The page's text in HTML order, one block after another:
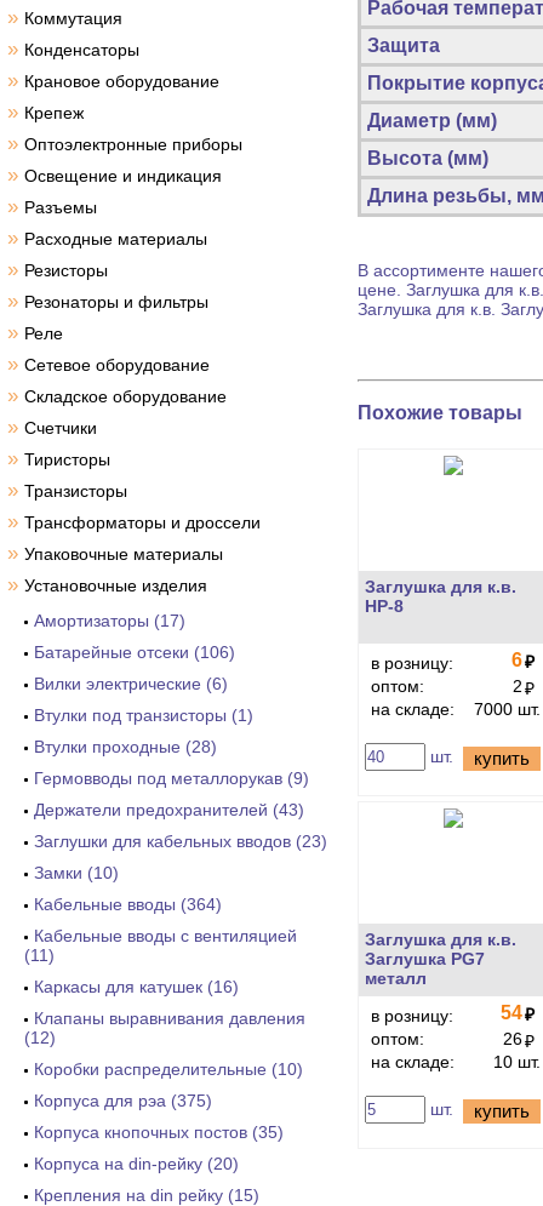
» Коммутация
» Конденсаторы
» Крановое оборудование
» Крепеж
» Оптоэлектронные приборы
» Освещение и индикация
» Разъемы
» Расходные материалы
» Резисторы
» Резонаторы и фильтры
» Реле
» Сетевое оборудование
» Складское оборудование
» Счетчики
» Тиристоры
» Транзисторы
» Трансформаторы и дроссели
» Упаковочные материалы
» Установочные изделия
Амортизаторы (17)
Батарейные отсеки (106)
Вилки электрические (6)
Втулки под транзисторы (1)
Втулки проходные (28)
Гермовводы под металлорукав (9)
Держатели предохранителей (43)
Заглушки для кабельных вводов (23)
Замки (10)
Кабельные вводы (364)
Кабельные вводы с вентиляцией
(11)
Каркасы для катушек (16)
Клапаны выравнивания давления
(12)
Коробки распределительные (10)
Корпуса для рэа (375)
Корпуса кнопочных постов (35)
Корпуса на din-рейку (20)
Крепления на din рейку (15)
Рабочая
Защита
Покрытие
Диаметр (мм)
Высота (мм)
Длина резьбы,
В ассортименте
цене. Заглушка для к.в.
Заглушка для к.в.
Похожие товары
Заглушка для к.в.
HP-8
в розницу: 6₽
оптом:
2₽
на складе:
7000 шт.
шт. купить
Заглушка для к.в.
Заглушка PG7
металл
в розницу:
54₽
оптом:
26₽
на складе:
10 шт.
шт. купить